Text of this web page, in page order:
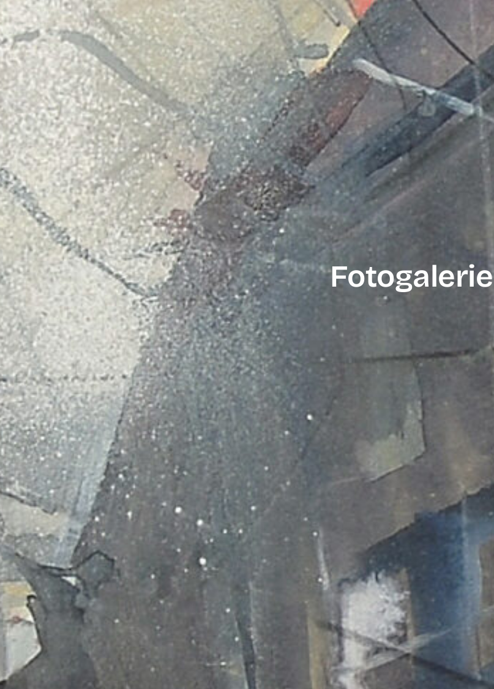
Fotogalerie